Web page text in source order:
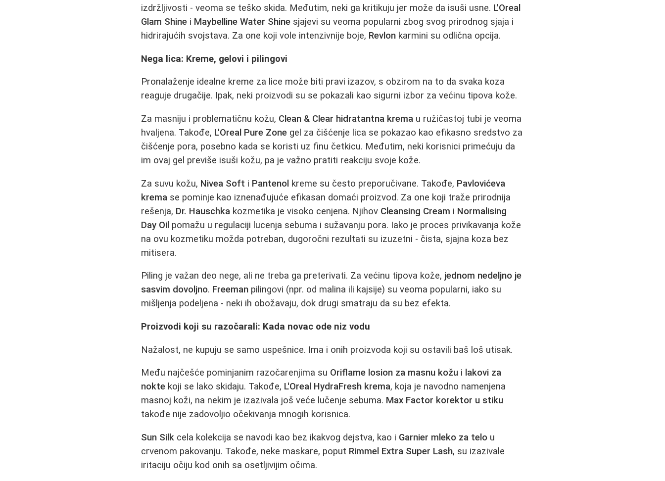
izdržljivosti - veoma se teško skida. Međutim, neki ga kritikuju jer može da isuši usne. L'Oreal
Glam Shine i Maybelline Water Shine sjajevi su veoma popularni zbog svog prirodnog sjaja i
hidrirajućih svojstava. Za one koji vole intenzivnije boje, Revlon karmini su odlična opcija.
Nega lica: Kreme, gelovi i pilingovi
Pronalaženje idealne kreme za lice može biti pravi izazov, s obzirom na to da svaka koza
reaguje drugačije. Ipak, neki proizvodi su se pokazali kao sigurni izbor za većinu tipova kože.
Za masniju i problematičnu kožu, Clean & Clear hidratantna krema u ružičastoj tubi je veoma
hvaljena. Takođe, L'Oreal Pure Zone gel za čišćenje lica se pokazao kao efikasno sredstvo za
čišćenje pora, posebno kada se koristi uz finu četkicu. Međutim, neki korisnici primećuju da
im ovaj gel previše isuši kožu, pa je važno pratiti reakciju svoje kože.
Za suvu kožu, Nivea Soft i Pantenol kreme su često preporučivane. Takođe, Pavlovićeva
krema se pominje kao iznenađujuće efikasan domaći proizvod. Za one koji traže prirodnija
rešenja, Dr. Hauschka kozmetika je visoko cenjena. Njihov Cleansing Cream i Normalising
Day Oil pomažu u regulaciji lucenja sebuma i sužavanju pora. Iako je proces privikavanja kože
na ovu kozmetiku možda potreban, dugoročni rezultati su izuzetni - čista, sjajna koza bez
mitisera.
Piling je važan deo nege, ali ne treba ga preterivati. Za većinu tipova kože, jednom nedeljno je
sasvim dovoljno. Freeman pilingovi (npr. od malina ili kajsije) su veoma popularni, iako su
mišljenja podeljena - neki ih obožavaju, dok drugi smatraju da su bez efekta.
Proizvodi koji su razočarali: Kada novac ode niz vodu
Nažalost, ne kupuju se samo uspešnice. Ima i onih proizvoda koji su ostavili baš loš utisak.
Među najčešće pominjanim razočarenjima su Oriflame losion za masnu kožu i lakovi za
nokte koji se lako skidaju. Takođe, L'Oreal HydraFresh krema, koja je navodno namenjena
masnoj koži, na nekim je izazivala još veće lučenje sebuma. Max Factor korektor u stiku
takođe nije zadovoljio očekivanja mnogih korisnica.
Sun Silk cela kolekcija se navodi kao bez ikakvog dejstva, kao i Garnier mleko za telo u
crvenom pakovanju. Takođe, neke maskare, poput Rimmel Extra Super Lash, su izazivale
iritaciju očiju kod onih sa osetljivijim očima.